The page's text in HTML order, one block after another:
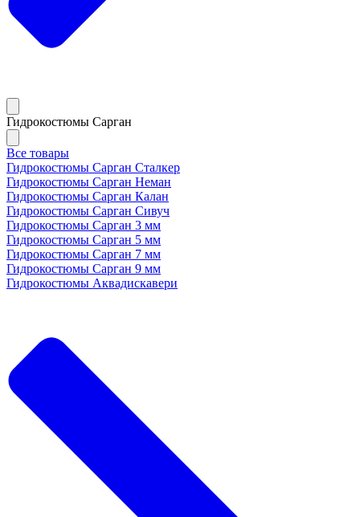
Гидрокостюмы Сарган
Все товары
Гидрокостюмы Сарган Сталкер
Гидрокостюмы Сарган Неман
Гидрокостюмы Сарган Калан
Гидрокостюмы Сарган Сивуч
Гидрокостюмы Сарган 3 мм
Гидрокостюмы Сарган 5 мм
Гидрокостюмы Сарган 7 мм
Гидрокостюмы Сарган 9 мм
Гидрокостюмы Аквадискавери